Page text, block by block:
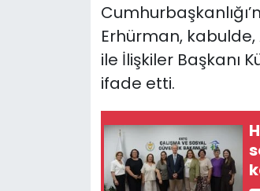
Erhürman, kabulde,
ile İlişkiler Başkanı
ifade etti.
Teknoloji
Video Galeri